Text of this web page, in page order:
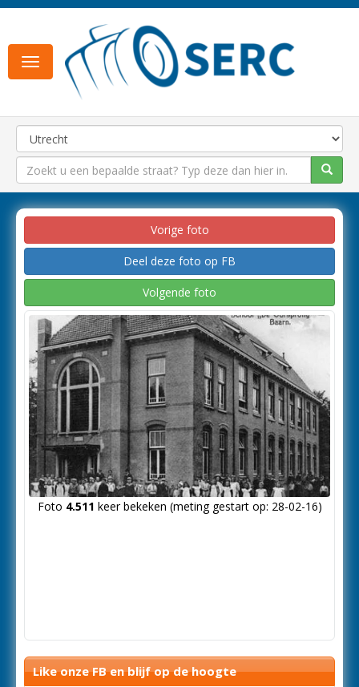
Toggle
navigation
Vorige foto
Deel deze foto op FB
Volgende foto
Foto 4.511 keer bekeken (meting gestart op: 28-02-16)
Like onze FB en blijf op de hoogte